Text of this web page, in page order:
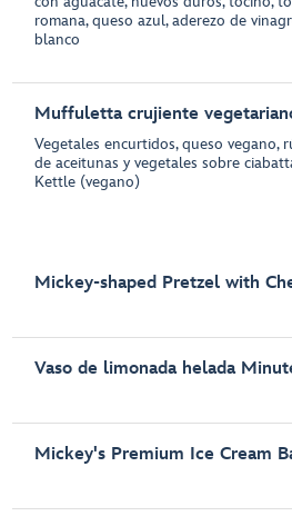
romana, queso azul, aderezo de
blanco
Muffuletta crujiente
Vegetales encurtidos, queso vegano,
de aceitunas y vegetales sobre
Kettle (vegano)
Mickey-shaped Pretzel with
Vaso de limonada helada
Mickey's Premium Ice Cream